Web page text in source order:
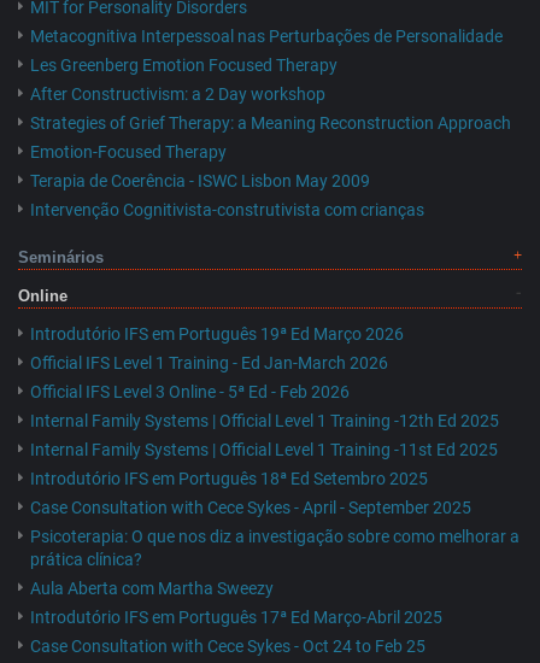
MIT for Personality Disorders
Metacognitiva Interpessoal nas Perturbações de Personalidade
Les Greenberg Emotion Focused Therapy
After Constructivism: a 2 Day workshop
Strategies of Grief Therapy: a Meaning Reconstruction Approach
Emotion-Focused Therapy
Terapia de Coerência - ISWC Lisbon May 2009
Intervenção Cognitivista-construtivista com crianças
Seminários
Online
Introdutório IFS em Português 19ª Ed Março 2026
Official IFS Level 1 Training - Ed Jan-March 2026
Official IFS Level 3 Online - 5ª Ed - Feb 2026
Internal Family Systems | Official Level 1 Training -12th Ed 2025
Internal Family Systems | Official Level 1 Training -11st Ed 2025
Introdutório IFS em Português 18ª Ed Setembro 2025
Case Consultation with Cece Sykes - April - September 2025
Psicoterapia: O que nos diz a investigação sobre como melhorar a
prática clínica?
Aula Aberta com Martha Sweezy
Introdutório IFS em Português 17ª Ed Março-Abril 2025
Case Consultation with Cece Sykes - Oct 24 to Feb 25